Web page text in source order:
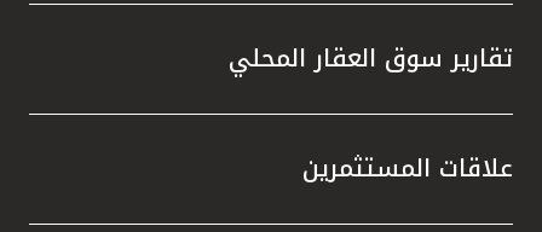
تقارير سوق العقار المحلي
علاقات المستثمرين